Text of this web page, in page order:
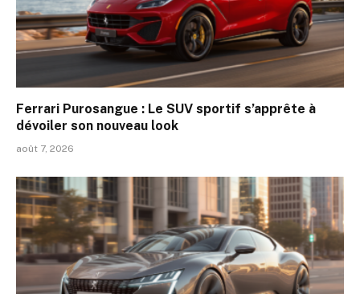
Ferrari Purosangue : Le SUV sportif s’apprête à
dévoiler son nouveau look
août 7, 2026